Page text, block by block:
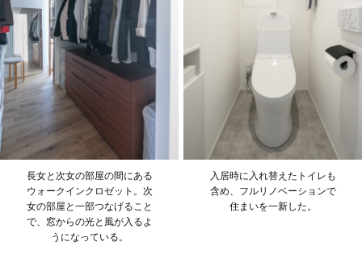
長女と次女の部屋の間にある
ウォークインクロゼット。次
女の部屋と一部つなげること
で、窓からの光と風が入るよ
うになっている。
入居時に入れ替えたトイレも
含め、フルリノベーションで
住まいを一新した。